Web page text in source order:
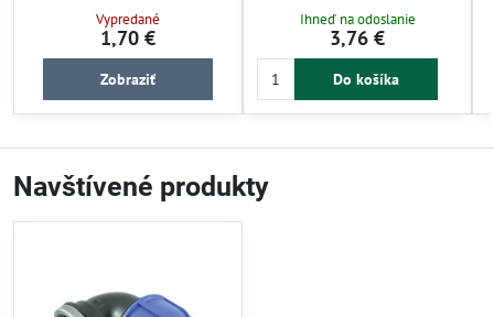
a HDPE potrubia s vysokou
odolnosťou voči tlaku. Jednoduchá
montáž bez špeciálneho náradia a
možnosť opakovanej demontáže
uľahčujú údržbu závlahových
Vypredané
1,70 €
Zobraziť
montážou bez potreby špeciálneho
náradia. Modrá matica uľahčuje
identifikáciu, spojka je
rozoberateľná a opakovane
Ihneď na odoslanie
3,76 €
Do košíka
Navštívené produkty